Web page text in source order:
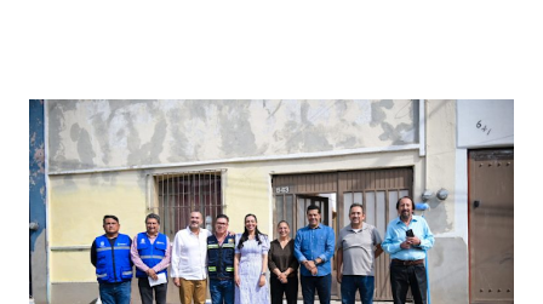
conoces ni la mitad de lo que deberías saber. Pero incluso
quienes ya han tenido relaciones sexuales no son expertos
o expertas en el tema. Siempre hay algo nuevo que
aprender y nuevas experiencias que conocer. Si eres una
chica y aún no has tenido relaciones sexuales, tal vez
pienses que el sexo será increíble y no puedas esperar para